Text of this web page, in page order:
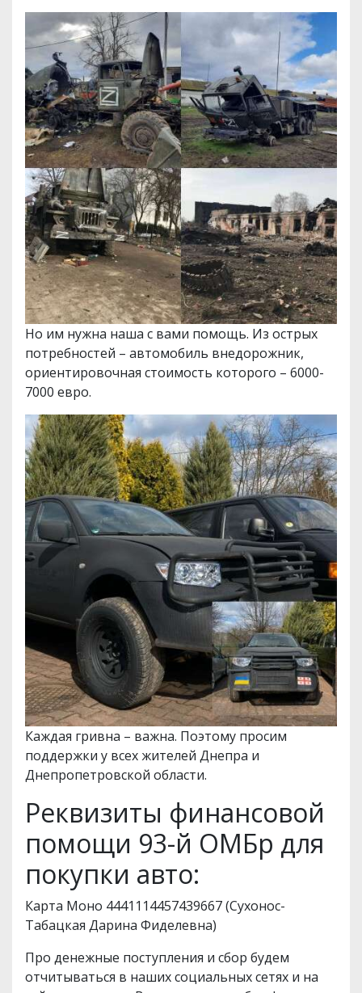
Но им нужна наша с вами помощь. Из острых
потребностей – автомобиль внедорожник,
ориентировочная стоимость которого – 6000-
7000 евро.
Каждая гривна – важна. Поэтому просим
поддержки у всех жителей Днепра и
Днепропетровской области.
Реквизиты финансовой
помощи 93-й ОМБр для
покупки авто:
Карта Моно 4441114457439667 (Сухонос-
Табацкая Дарина Фиделевна)
Про денежные поступления и сбор будем
отчитываться в наших социальных сетях и на